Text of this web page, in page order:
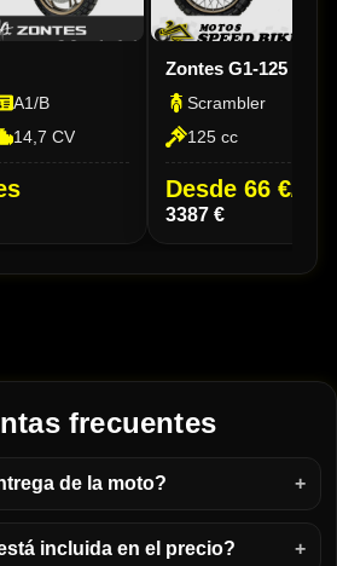
A1/B
14,7 CV
Zontes G1-125 X
Scrambler
125 cc
Desde 66 €/
3387 €
frecuentes
de la moto?
incluida en el precio?